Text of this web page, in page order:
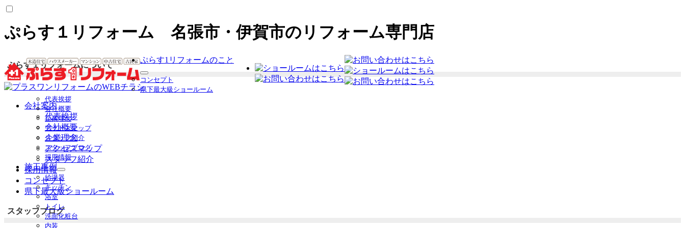
ぷらす１リフォーム 名張市・伊賀市のリフォーム専門店
ぷらす1リフォームのこと
サ
ブ
メ
コンセプト
県下最大級ショールーム
代表挨拶
会社概要
企業理念
アクセスマップ
スタッフ紹介
スタッフブログ
採用情報
施工事例
サ
ブ
メ
ュ
ー
給湯器
キッチン
浴室
トイレ
洗面化粧台
内装
ぷらす１リフォームについて
会社案内
代表挨拶
会社概要
企業理念
アクセスマップ
スタッフ紹介
採用情報
コンセプト
県下最大級ショールーム
スタッフブログ